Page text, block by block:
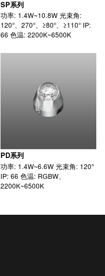
SP系列
功率: 1.4W~10.8W 光束角:
120°、270°、≥80°、≥110° IP:
66 色温: 2200K~6500K
PD系列
功率: 1.4W~6.6W 光束角: 120°
IP: 66 色温: RGBW、
2200K~6500K